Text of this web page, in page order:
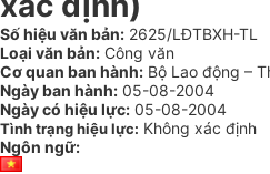
Số hiệu văn bản: 2625/LĐTBXH-TL
Loại văn bản: Công văn
Cơ quan ban hành: Bộ Lao động –
Ngày ban hành: 05-08-2004
Ngày có hiệu lực: 05-08-2004
Tình trạng hiệu lực: Không xác định
Ngôn ngữ: